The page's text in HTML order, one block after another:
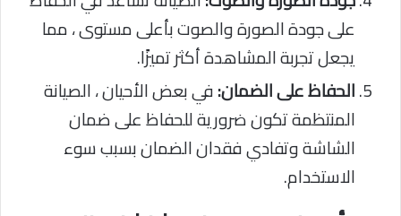
على جودة الصورة والصوت بأعلى مستوى ، مما
يجعل تجربة المشاهدة أكثر تميزًا.
الحفاظ على الضمان:في بعض الأحيان ، الصيانة
المنتظمة تكون ضرورية للحفاظ على ضمان
الشاشة وتفادي فقدان الضمان بسبب سوء
الاستخدام.